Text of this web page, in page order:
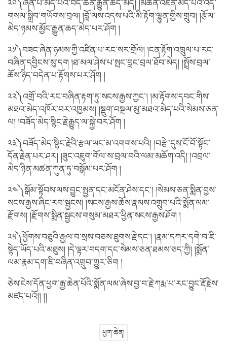
༢༠༽ཞེན་པ་མེད་པའི་བདེ་ཆེན་རྒྱུན་ཆད་མེད། །མཚན་འཛིན་མེད་པའི་འོད་
གསལ་སྒྲིབ་གཡོགས་བྲལ། །བློ་ལས་འདས་པའི་མི་རྟོག་ལྷུན་གྱིས་གྲུབ། །རྩོལ་
མེད་ཉམས་མྱོང་རྒྱུན་ཆད་མེད་པར་ཤོག །
༢༡༽བཟང་ཞེན་ཉམས་ཀྱི་འཛིན་པ་རང་སར་གྲོལ། །ངན་རྟོག་འཁྲུལ་པ་རང་
བཞིན་དབྱིངས་སུ་དག །ཐ་མལ་ཤེས་པ་སྤང་བླང་བྲལ་ཐོབ་མེད། །སྤྲོས་བྲལ་
ཆོས་ཉིད་བདེན་པ་རྟོགས་པར་ཤོག །
༢༢༽འགྲོ་བའི་རང་བཞིན་རྟག་ཏུ་སངས་རྒྱས་ཀྱང་། །མ་རྟོགས་དབང་གིས་
མཐའ་མེད་འཁོར་བར་འཁྱམས། །སྡུག་བསྔལ་མུ་མཐའ་མེད་པའི་སེམས་ཅན་
ལ། །བཟོད་མེད་སྙིང་རྗེ་རྒྱུད་ལ་སྐྱེ་བར་ཤོག །
༢༣༽བཟོད་མེད་སྙིང་རྗེའི་རྩལ་ཡང་མ་འགགས་པའི། །བརྩེ་དུས་ངོ་བོ་སྟོང་
དོན་རྗེན་པར་ཤར། །ཟུང་འཇུག་གོལ་ས་བྲལ་བའི་ལམ་མཆོག་འདི། །འབྲལ་
མེད་ཉིན་མཚན་ཀུན་ཏུ་བསྒོམ་པར་ཤོག །
༢༤༽སྒོམ་སྟོབས་ལས་བྱུང་སྤྱན་དང་མངོན་ཤེས་དང་། །སེམས་ཅན་སྨིན་བྱས་
སངས་རྒྱས་ཞིང་རབ་སྦྱངས། །སངས་རྒྱས་ཆོས་རྣམས་འགྲུབ་པའི་སྨོན་ལམ་
རྫོགས། །རྫོགས་སྨིན་སྦྱངས་གསུམ་མཐར་ཕྱིན་སངས་རྒྱས་ཤོག །
༢༥༽ཕྱོགས་བཅུའི་རྒྱལ་བ་སྲས་བཅས་ཐུགས་རྗེ་དང་། །རྣམ་དཀར་དགེ་བ་ཇི་
སྙེད་ཡོད་པའི་མཐུས། །དེ་ལྟར་བདག་དང་སེམས་ཅན་ཐམས་ཅད་ཀྱི། །སྨོན་
ལམ་རྣམ་དག་ཇི་བཞིན་འགྲུབ་གྱུར་ཅིག །
ཅེས་ངེས་དོན་ཕྱག་རྒྱ་ཆེན་པོའི་སྨོན་ལམ་ཞེས་བྱ་བ་རྗེ་ཀརྨ་པ་རང་བྱུང་རྡོ་རྗེས་
མཛད་པའོ།། །།
ཕྱག་ཆེན།